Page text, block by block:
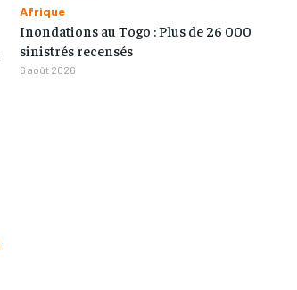
Afrique
Inondations au Togo : Plus de 26 000
sinistrés recensés
6 août 2026